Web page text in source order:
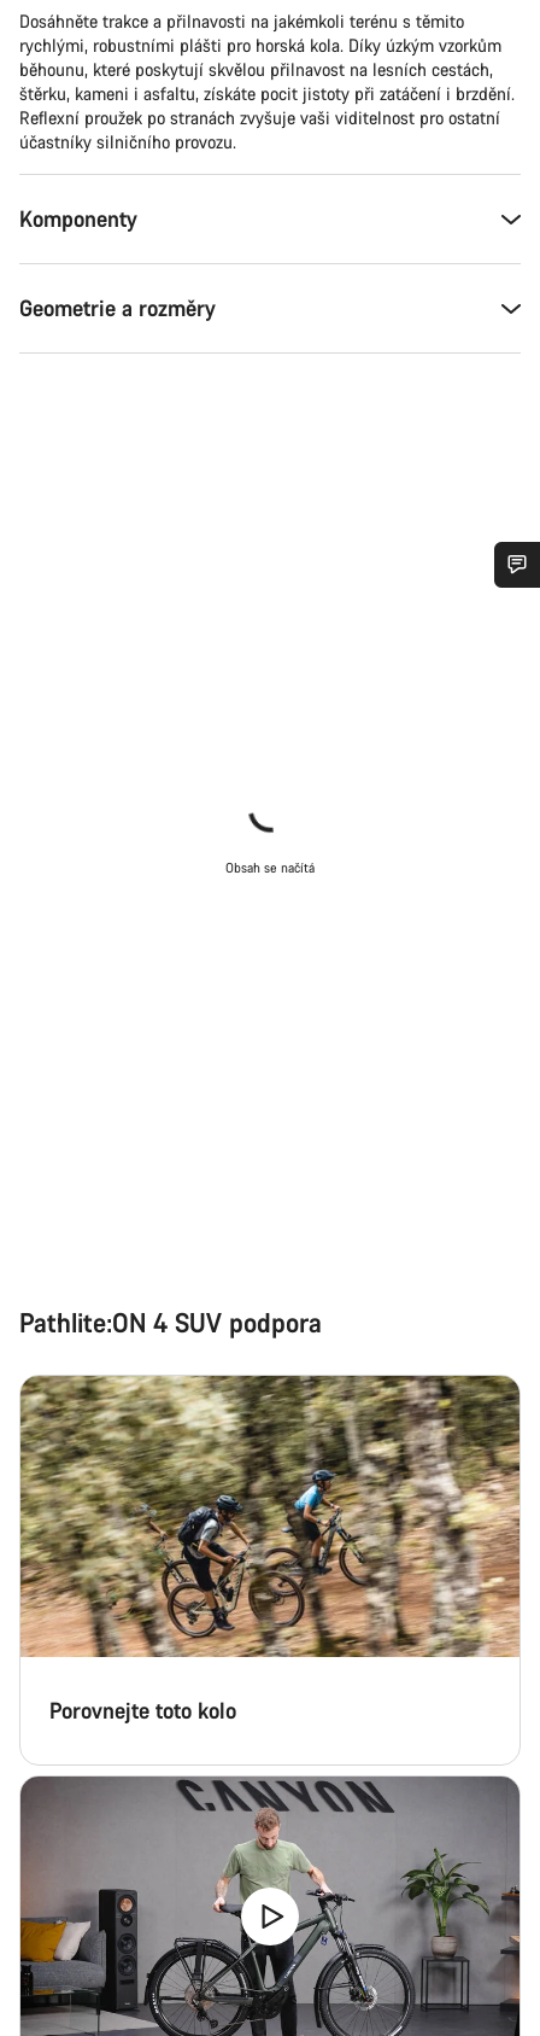
Dosáhněte trakce a přilnavosti na jakémkoli terénu s těmito
rychlými, robustními plášti pro horská kola. Díky úzkým vzorkům
běhounu, které poskytují skvělou přilnavost na lesních cestách,
štěrku, kameni i asfaltu, získáte pocit jistoty při zatáčení i brzdění.
Reflexní proužek po stranách zvyšuje vaši viditelnost pro ostatní
účastníky silničního provozu.
Komponenty
Geometrie a rozměry
Obsah se načítá
Pathlite:ON 4 SUV podpora
Porovnejte toto kolo
Zavřít